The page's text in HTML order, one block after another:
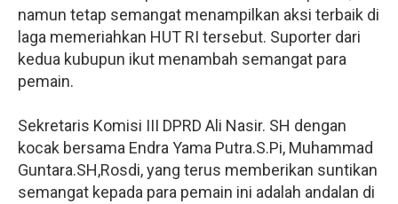
namun tetap semangat menampilkan aksi terbaik di
laga memeriahkan HUT RI tersebut. Suporter dari
kedua kubupun ikut menambah semangat para
pemain.
Sekretaris Komisi III DPRD Ali Nasir. SH dengan
kocak bersama Endra Yama Putra.S.Pi, Muhammad
Guntara.SH,Rosdi, yang terus memberikan suntikan
semangat kepada para pemain ini adalah andalan di